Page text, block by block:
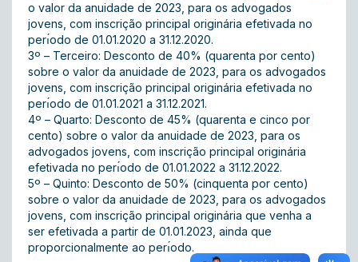
o valor da anuidade de 2023, para os advogados
jovens, com inscrição principal originária efetivada no
perı́odo de 01.01.2020 a 31.12.2020.
3º – Terceiro: Desconto de 40% (quarenta por cento)
sobre o valor da anuidade de 2023, para os advogados
jovens, com inscrição principal originária efetivada no
perı́odo de 01.01.2021 a 31.12.2021.
4º – Quarto: Desconto de 45% (quarenta e cinco por
cento) sobre o valor da anuidade de 2023, para os
advogados jovens, com inscrição principal originária
efetivada no perı́odo de 01.01.2022 a 31.12.2022.
5º – Quinto: Desconto de 50% (cinquenta por cento)
sobre o valor da anuidade de 2023, para os advogados
jovens, com inscrição principal originária que venha a
ser efetivada a partir de 01.01.2023, ainda que
proporcionalmente ao perı́odo.